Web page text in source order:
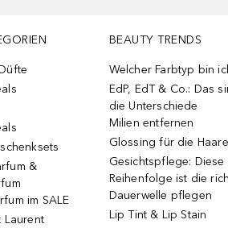
&
im SALE
Laurent
BEAUTY TRENDS
Welcher Farbtyp bin
EdP, EdT & Co.: Das
die Unterschiede
Milien entfernen
Glossing für die Haare
Gesichtspflege: Diese
Reihenfolge ist die
Dauerwelle pflegen
Lip Tint & Lip Stain